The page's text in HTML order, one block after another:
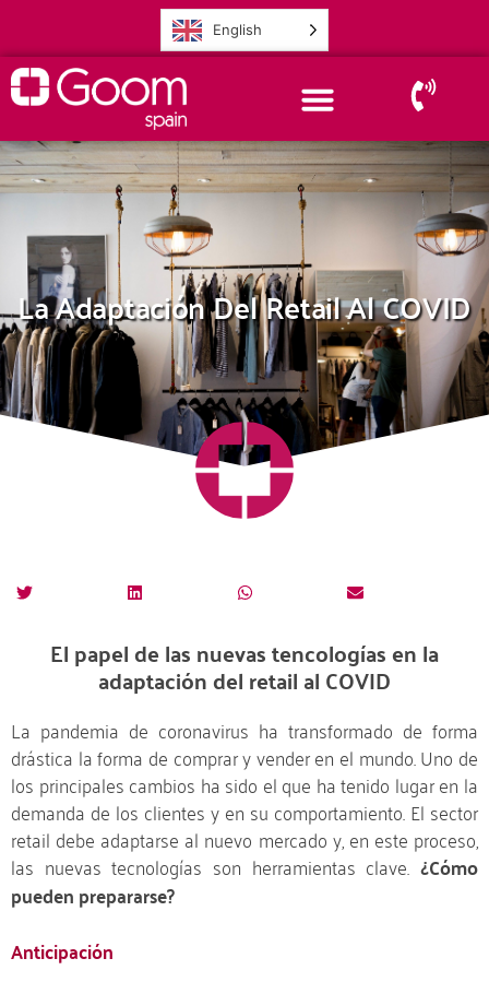
English
La Adaptación Del Retail Al COVID
El papel de las nuevas tencologías en la
adaptación del retail al COVID
La pandemia de coronavirus ha transformado de forma
drástica la forma de comprar y vender en el mundo. Uno de
los principales cambios ha sido el que ha tenido lugar en la
demanda de los clientes y en su comportamiento. El sector
retail debe adaptarse al nuevo mercado y, en este proceso,
las nuevas tecnologías son herramientas clave. ¿Cómo
pueden prepararse?
Anticipación